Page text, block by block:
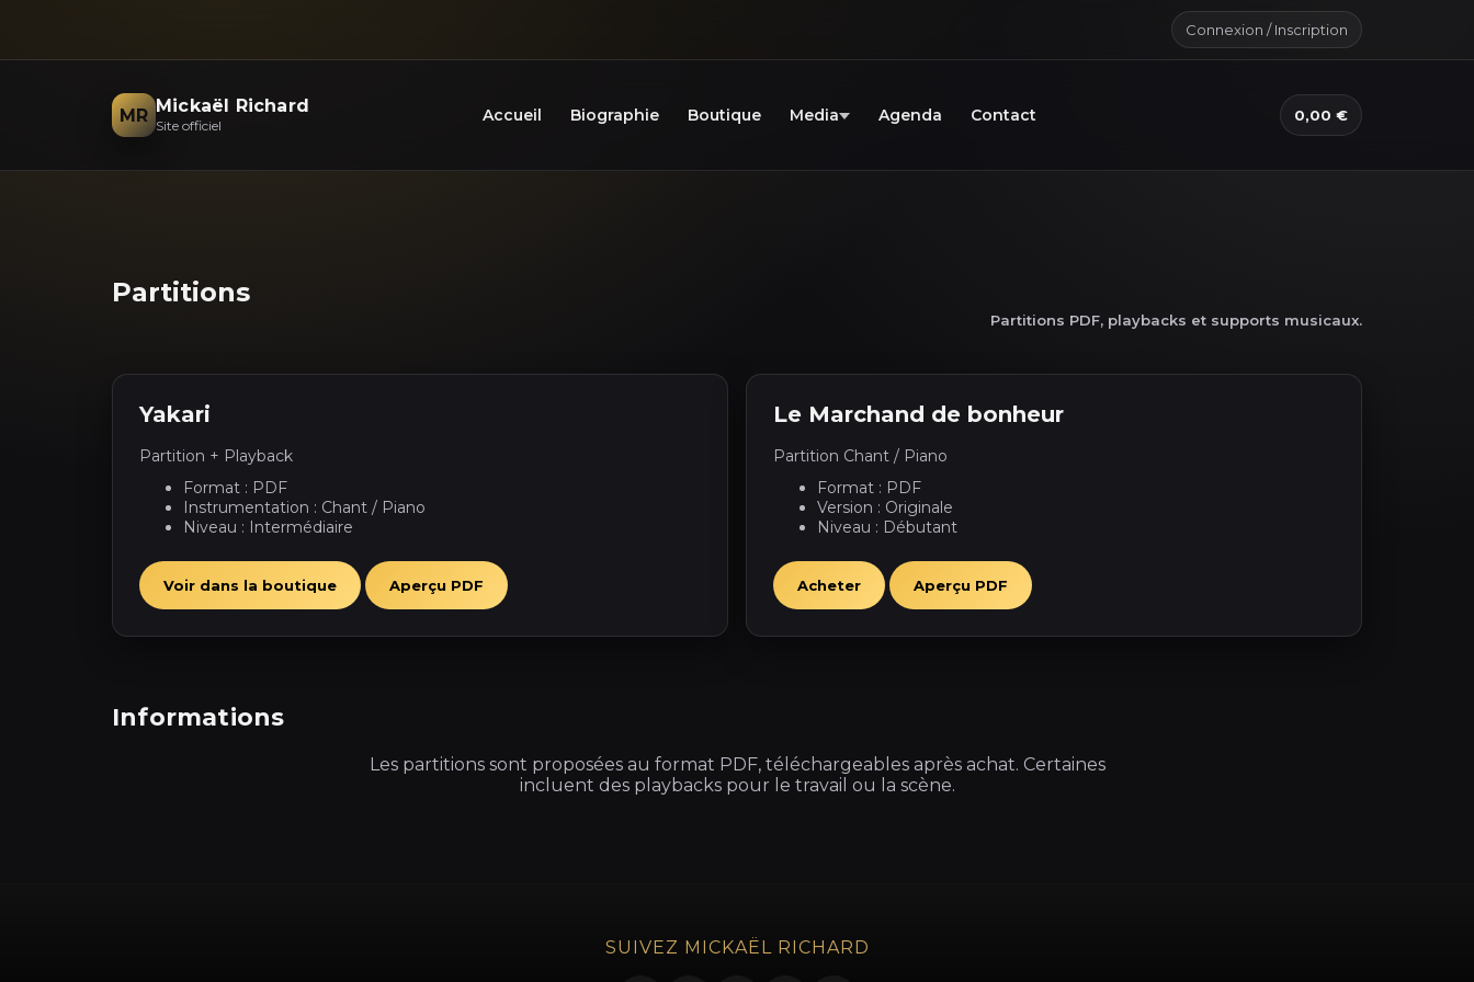
Connexion / Inscription
MR Mickaël Richard
Site officiel
Accueil Biographie Boutique Media Agenda Contact 0,00 €
Partitions
Partitions PDF, playbacks et supports musicaux.
Yakari
Partition + Playback
Format : PDF
Instrumentation : Chant / Piano
Niveau : Intermédiaire
Voir dans la boutique Aperçu PDF
Le Marchand de bonheur
Partition Chant / Piano
Format : PDF
Version : Originale
Niveau : Débutant
Acheter Aperçu PDF
Informations
Les partitions sont proposées au format PDF, téléchargeables après achat. Certaines
incluent des playbacks pour le travail ou la scène.
SUIVEZ MICKAËL RICHARD